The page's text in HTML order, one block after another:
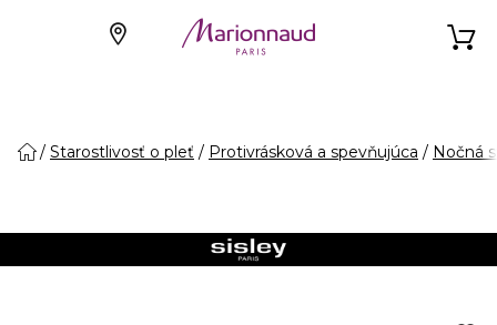
Starostlivosť o pleť Protivrásková a spevňujúca Nočná